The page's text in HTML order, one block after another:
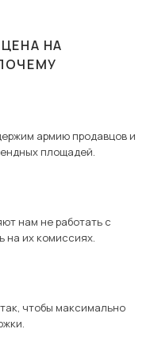
НА
армию продавцов и
площадей.
нам не работать с
на их комиссиях.
чтобы максимально